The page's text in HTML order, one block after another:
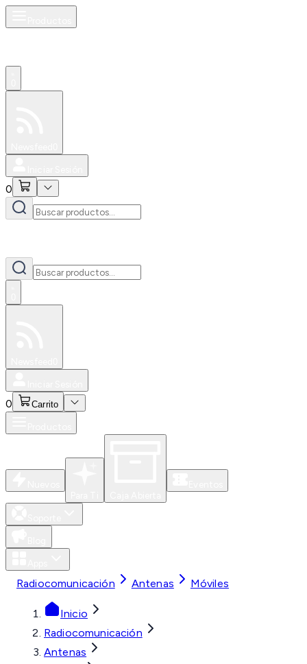
0
0 Carrito
Radiocomunicación Antenas Móviles
Inicio
Radiocomunicación
Antenas